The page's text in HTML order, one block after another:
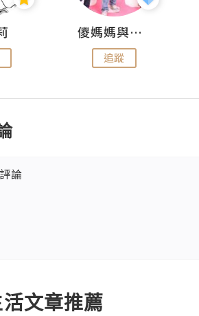
儍媽媽與兩隻小魔怪之家
追蹤
論
文章推薦